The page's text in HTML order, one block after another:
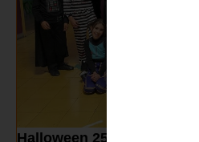
Halloween 25